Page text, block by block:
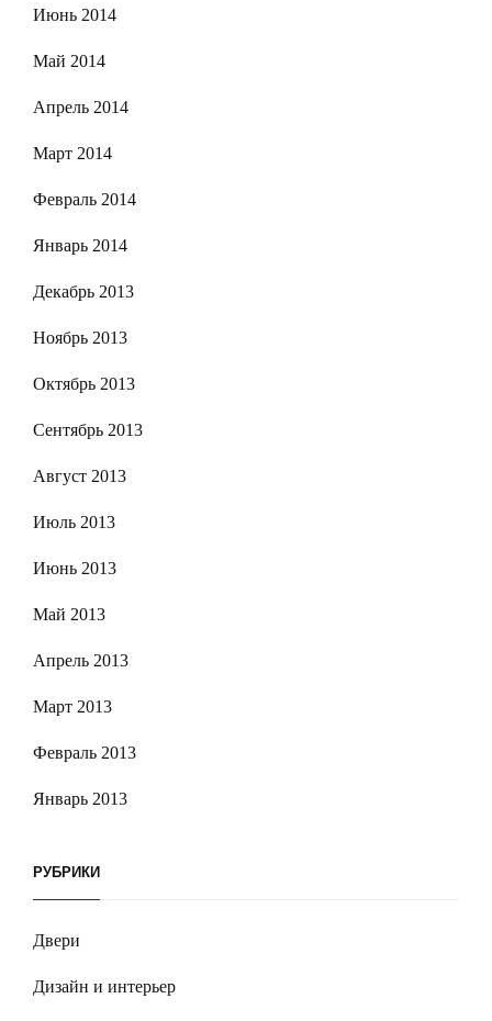
Июнь 2014
Май 2014
Апрель 2014
Март 2014
Февраль 2014
Январь 2014
Декабрь 2013
Ноябрь 2013
Октябрь 2013
Сентябрь 2013
Август 2013
Июль 2013
Июнь 2013
Май 2013
Апрель 2013
Март 2013
Февраль 2013
Январь 2013
РУБРИКИ
Двери
Дизайн и интерьер